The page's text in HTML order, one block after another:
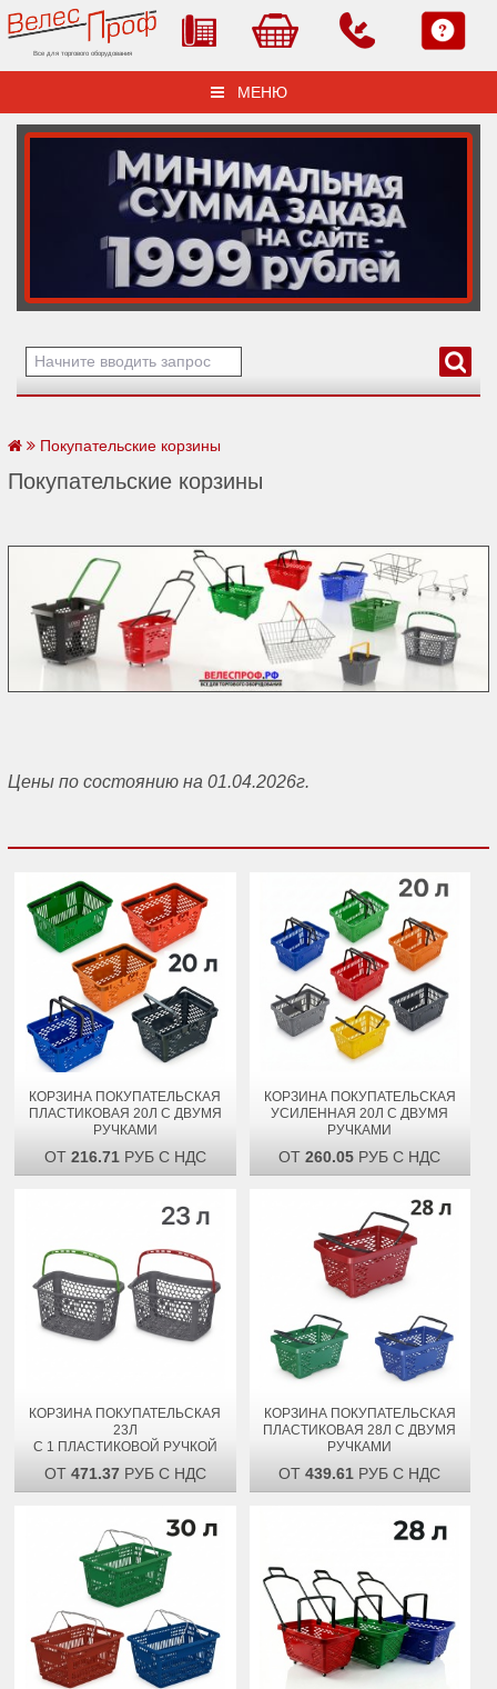
Все для торгового оборудования
МЕНЮ
Покупательские корзины
Покупательские корзины
Цены по состоянию на 01.04.2026г.
КОРЗИНА ПОКУПАТЕЛЬСКАЯ
ПЛАСТИКОВАЯ 20Л С ДВУМЯ
РУЧКАМИ
ОТ 216.71РУБ С НДС
КОРЗИНА ПОКУПАТЕЛЬСКАЯ
УСИЛЕННАЯ 20Л С ДВУМЯ
РУЧКАМИ
ОТ260.05 РУБ С НДС
КОРЗИНА ПОКУПАТЕЛЬСКАЯ
23Л
С 1 ПЛАСТИКОВОЙ РУЧКОЙ
ОТ 471.37РУБ С НДС
КОРЗИНА ПОКУПАТЕЛЬСКАЯ
ПЛАСТИКОВАЯ 28Л С ДВУМЯ
РУЧКАМИ
ОТ439.61 РУБ С НДС